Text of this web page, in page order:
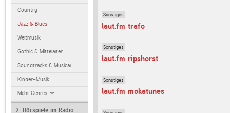
Country
Jazz & Blues
Weltmusik
Gothic & Mittelalter
Soundtracks & Musical
Kinder-Musik
Mehr Genres
Hörspiele im Radio
Sonstiges
laut.fm trafo
Sonstiges
laut.fm ripshorst
Sonstiges
laut.fm mokatunes